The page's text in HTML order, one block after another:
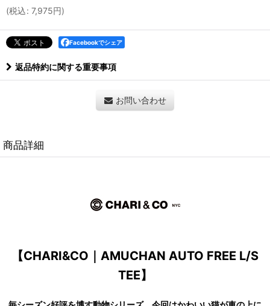
(税込: 7,975円)
Facebookでシェア
返品特約に関する重要事項
お問い合わせ
商品詳細
【CHARI&CO｜AMUCHAN AUTO FREE L/S
TEE】